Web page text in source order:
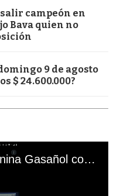
campeón en
Bava quien no
9 de agosto
$ 24.600.000?
El mal momento de Yanina Gasañol con un hincha argentino en "Subrayado"